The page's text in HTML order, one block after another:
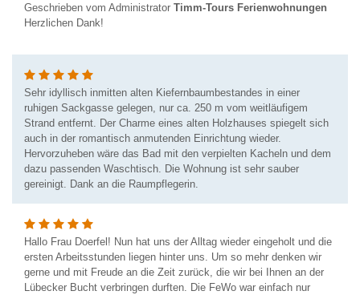
Geschrieben vom Administrator Timm-Tours Ferienwohnungen
Herzlichen Dank!
Sehr idyllisch inmitten alten Kiefernbaumbestandes in einer
ruhigen Sackgasse gelegen, nur ca. 250 m vom weitläufigem
Strand entfernt. Der Charme eines alten Holzhauses spiegelt sich
auch in der romantisch anmutenden Einrichtung wieder.
Hervorzuheben wäre das Bad mit den verpielten Kacheln und dem
dazu passenden Waschtisch. Die Wohnung ist sehr sauber
gereinigt. Dank an die Raumpflegerin.
Hallo Frau Doerfel! Nun hat uns der Alltag wieder eingeholt und die
ersten Arbeitsstunden liegen hinter uns. Um so mehr denken wir
gerne und mit Freude an die Zeit zurück, die wir bei Ihnen an der
Lübecker Bucht verbringen durften. Die FeWo war einfach nur